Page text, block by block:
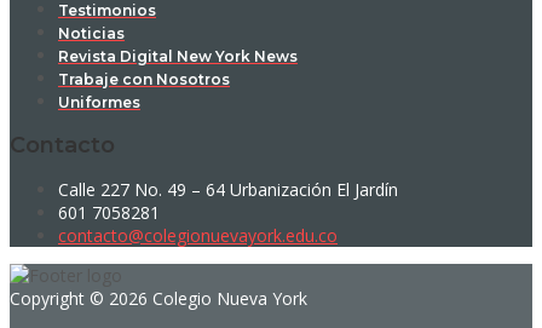
Testimonios
Noticias
Revista Digital New York News
Trabaje con Nosotros
Uniformes
Contacto
Calle 227 No. 49 – 64 Urbanización El Jardín
601 7058281
contacto@colegionuevayork.edu.co
Copyright © 2026 Colegio Nueva York